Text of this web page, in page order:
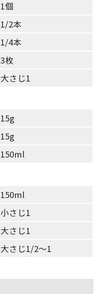
1個
1/2本
1/4本
3枚
大さじ1
15g
15g
150ml
150ml
小さじ1
大さじ1
大さじ1/2～1